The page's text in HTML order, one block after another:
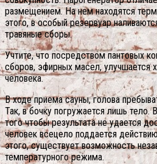
размещением. На нем находятся
этого, в особый резервуар
травяные сборы.
Учтите, что посредством пантовых
сборов, эфирных масел, улучшается
человека.
В ходе приема сауны, голова
Так, в бочку погружается лишь тело.
того чтобы результата не удается
человек всецело поддается
этого, существует возможность
температурного режима.